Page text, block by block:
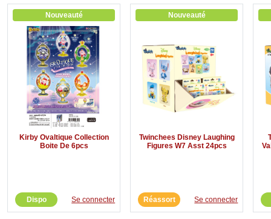
Nouveauté
Kirby Ovaltique Collection
Boite De 6pcs
Dispo Se connecter
Nouveauté
Twinchees Disney Laughing
Figures W7 Asst 24pcs
Réassort Se connecter